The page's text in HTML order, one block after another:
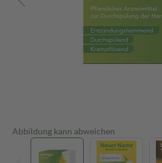
Abbildung kann abweichen